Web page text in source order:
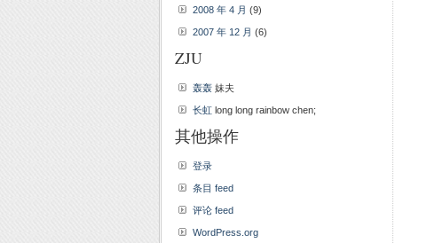
2008 年 4 月 (9)
2007 年 12 月 (6)
ZJU
轰轰 妹夫
长虹 long long rainbow chen;
其他操作
登录
条目 feed
评论 feed
WordPress.org